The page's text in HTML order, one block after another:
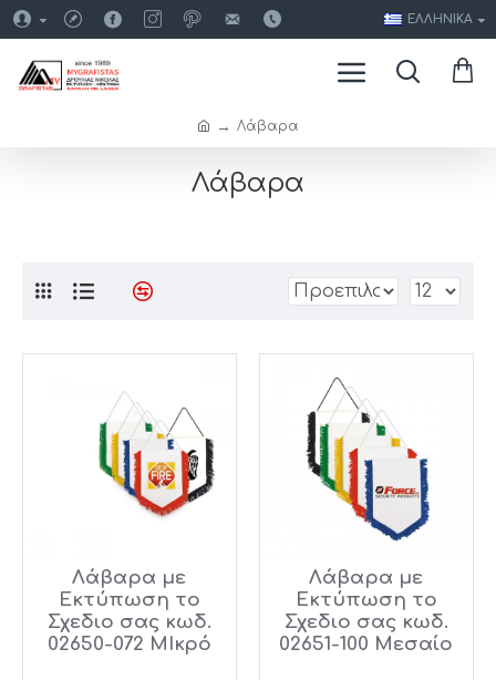
ΕΛΛΗΝΙΚΆ
Λάβαρα
Λάβαρα
Λάβαρα με
Εκτύπωση το
Σχεδιο σας κωδ.
02650-072 ΜΙκρό
Λάβαρα με
Εκτύπωση το
Σχεδιο σας κωδ.
02651-100 Μεσαίο